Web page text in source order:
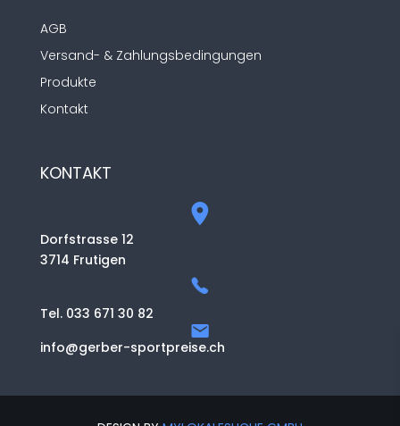
AGB
Versand- & Zahlungsbedingungen
Produkte
Kontakt
KONTAKT
Dorfstrasse 12
3714 Frutigen
Tel. 033 671 30 82
info@gerber-sportpreise.ch